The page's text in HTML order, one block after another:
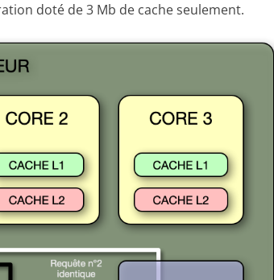
doté de 3 Mb de cache seulement.